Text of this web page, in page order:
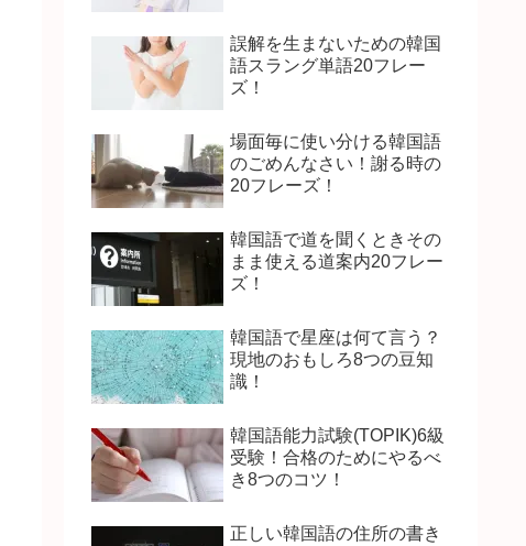
誤解を生まないための韓国
語スラング単語20フレー
ズ！
場面毎に使い分ける韓国語
のごめんなさい！謝る時の
20フレーズ！
韓国語で道を聞くときその
まま使える道案内20フレー
ズ！
韓国語で星座は何て言う？
現地のおもしろ8つの豆知
識！
韓国語能力試験(TOPIK)6級
受験！合格のためにやるべ
き8つのコツ！
正しい韓国語の住所の書き